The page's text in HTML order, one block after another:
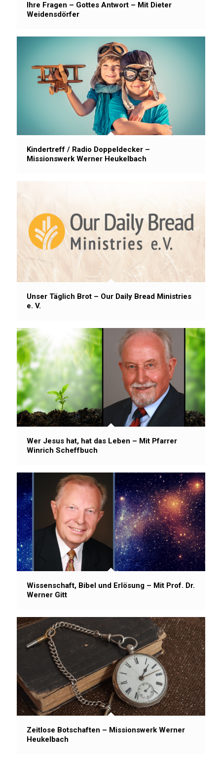
Ihre Fragen – Gottes Antwort – Mit Dieter
Weidensdörfer
Kindertreff / Radio Doppeldecker –
Missionswerk Werner Heukelbach
Unser Täglich Brot – Our Daily Bread Ministries
e. V.
Wer Jesus hat, hat das Leben – Mit Pfarrer
Winrich Scheffbuch
Wissenschaft, Bibel und Erlösung – Mit Prof. Dr.
Werner Gitt
Zeitlose Botschaften – Missionswerk Werner
Heukelbach